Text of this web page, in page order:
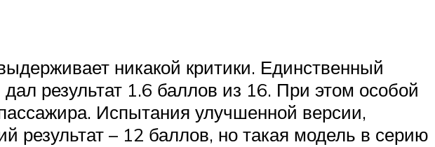
никакой критики. Единственный
результат 1.6 баллов из 16. При этом особой
Испытания улучшенной версии,
результат – 12 баллов, но такая модель в серию